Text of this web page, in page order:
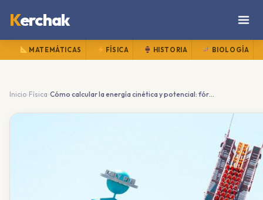
Kerchak
MATEMÁTICAS FÍSICA HISTORIA BIOLOGÍA
Inicio›Física › Cómo calcular la energía cinética y potencial: fórmulas y ejemplos